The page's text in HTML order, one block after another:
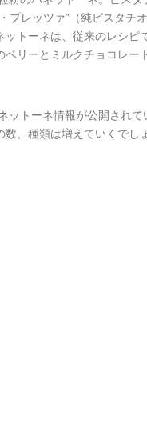
プレッツァ”（純ピスタ
トーネは、従来のレシ
リーとミルクチョコレー
ットーネ情報が公開され
、種類は増えていくでし